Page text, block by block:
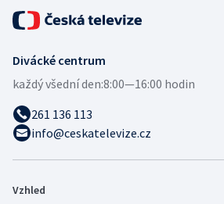
Divácké centrum
každý všední den:8:00—16:00 hodin
261 136 113
info@ceskatelevize.cz
Vzhled